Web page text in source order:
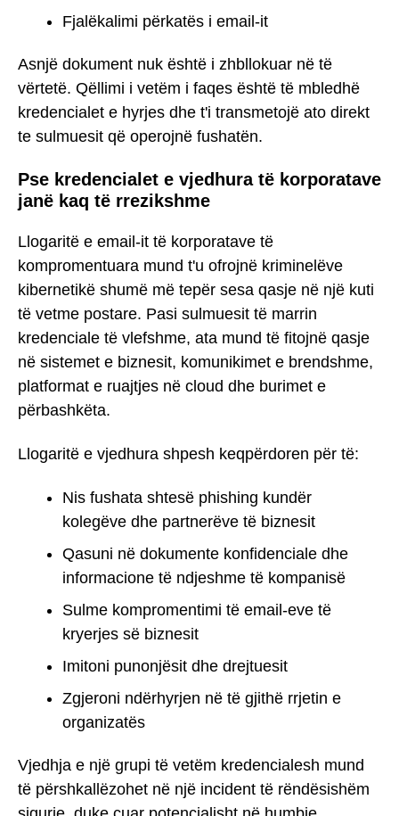
Fjalëkalimi përkatës i email-it
Asnjë dokument nuk është i zhbllokuar në të
vërtetë. Qëllimi i vetëm i faqes është të mbledhë
kredencialet e hyrjes dhe t'i transmetojë ato direkt
te sulmuesit që operojnë fushatën.
Pse kredencialet e vjedhura të korporatave
janë kaq të rrezikshme
Llogaritë e email-it të korporatave të
kompromentuara mund t'u ofrojnë kriminelëve
kibernetikë shumë më tepër sesa qasje në një kuti
të vetme postare. Pasi sulmuesit të marrin
kredenciale të vlefshme, ata mund të fitojnë qasje
në sistemet e biznesit, komunikimet e brendshme,
platformat e ruajtjes në cloud dhe burimet e
përbashkëta.
Llogaritë e vjedhura shpesh keqpërdoren për të:
Nis fushata shtesë phishing kundër
kolegëve dhe partnerëve të biznesit
Qasuni në dokumente konfidenciale dhe
informacione të ndjeshme të kompanisë
Sulme kompromentimi të email-eve të
kryerjes së biznesit
Imitoni punonjësit dhe drejtuesit
Zgjeroni ndërhyrjen në të gjithë rrjetin e
organizatës
Vjedhja e një grupi të vetëm kredencialesh mund
të përshkallëzohet në një incident të rëndësishëm